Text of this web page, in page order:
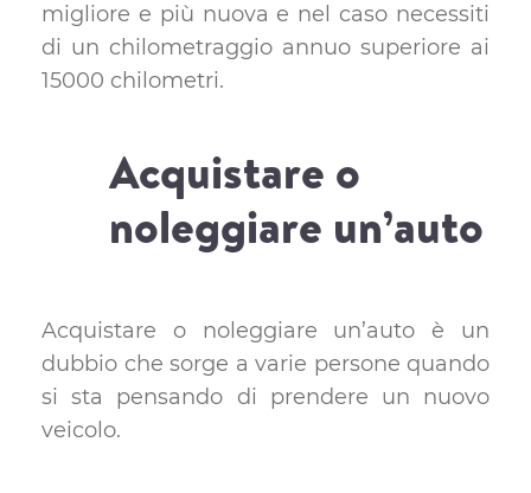
migliore e più nuova e nel caso necessiti
di un chilometraggio annuo superiore ai
15000 chilometri.
Acquistare o
noleggiare un’auto
Acquistare o noleggiare un’auto è un
dubbio che sorge a varie persone quando
si sta pensando di prendere un nuovo
veicolo.